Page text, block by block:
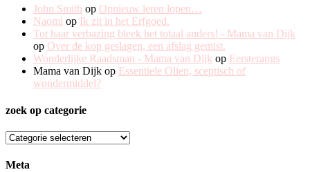
John Smith op Opnieuw leren lopen…
Naomi op Ik zit in het Erfgoed.
Tot haar verbazing bleek het totaal anders! - Mama van Dijk
op Over de kop geslagen, een afslag gemist.
Wonderlijke Raadsman - Mama van Dijk op Eersterangs
Mama van Dijk op Essentiele Olien, sceptisch of
wondermiddel?
zoek op categorie
zoek
categorie
Meta